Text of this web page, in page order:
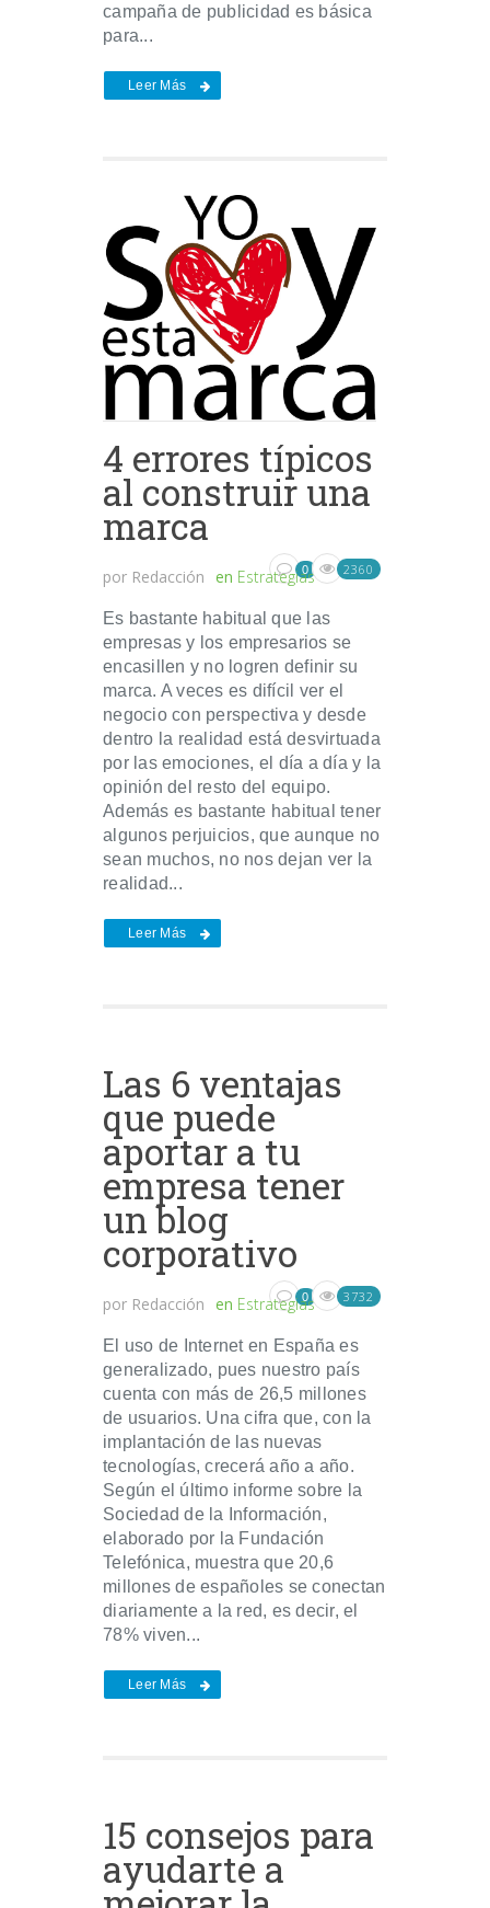
campaña de publicidad es básica
para...
Leer Más
4 errores típicos
al construir una
marca
por Redacción en Estrategias
0 2360
Es bastante habitual que las
empresas y los empresarios se
encasillen y no logren definir su
marca. A veces es difícil ver el
negocio con perspectiva y desde
dentro la realidad está desvirtuada
por las emociones, el día a día y la
opinión del resto del equipo.
Además es bastante habitual tener
algunos perjuicios, que aunque no
sean muchos, no nos dejan ver la
realidad...
Leer Más
Las 6 ventajas
que puede
aportar a tu
empresa tener
un blog
corporativo
por Redacción en Estrategias
0 3732
El uso de Internet en España es
generalizado, pues nuestro país
cuenta con más de 26,5 millones
de usuarios. Una cifra que, con la
implantación de las nuevas
tecnologías, crecerá año a año.
Según el último informe sobre la
Sociedad de la Información,
elaborado por la Fundación
Telefónica, muestra que 20,6
millones de españoles se conectan
diariamente a la red, es decir, el
78% viven...
Leer Más
15 consejos para
ayudarte a